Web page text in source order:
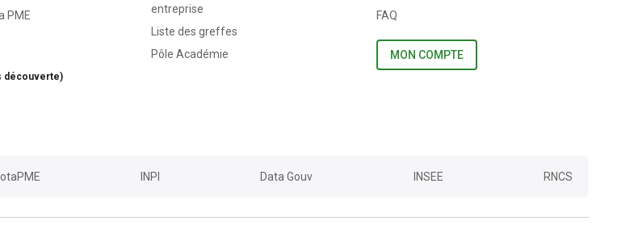
PME
entreprise
Liste des greffes
Pôle Académie
FAQ
MON COMPTE
découverte)
INPI Data Gouv INSEE RNCS